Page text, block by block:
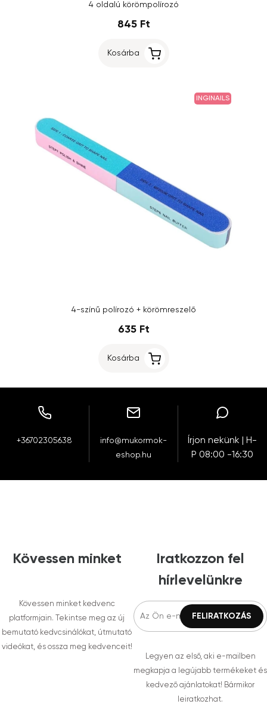
4 oldalú körömpolírozó
845 Ft
Kosárba
INGINAILS
4-színű polírozó + körömreszelő
635 Ft
Kosárba
+36702305638
info@mukormok-
eshop.hu
Írjon nekünk | H-
P 08:00 -16:30
Kövessen minket
Kövessen minket kedvenc
platformjain. Tekintse meg az új
bemutató kedvcsinálókat, útmutató
videókat, és ossza meg kedvenceit!
Iratkozzon fel
hírlevelünkre
Legyen az első, aki e-mailben
megkapja a legújabb termékeket és
kedvező ajánlatokat! Bármikor
leiratkozhat.